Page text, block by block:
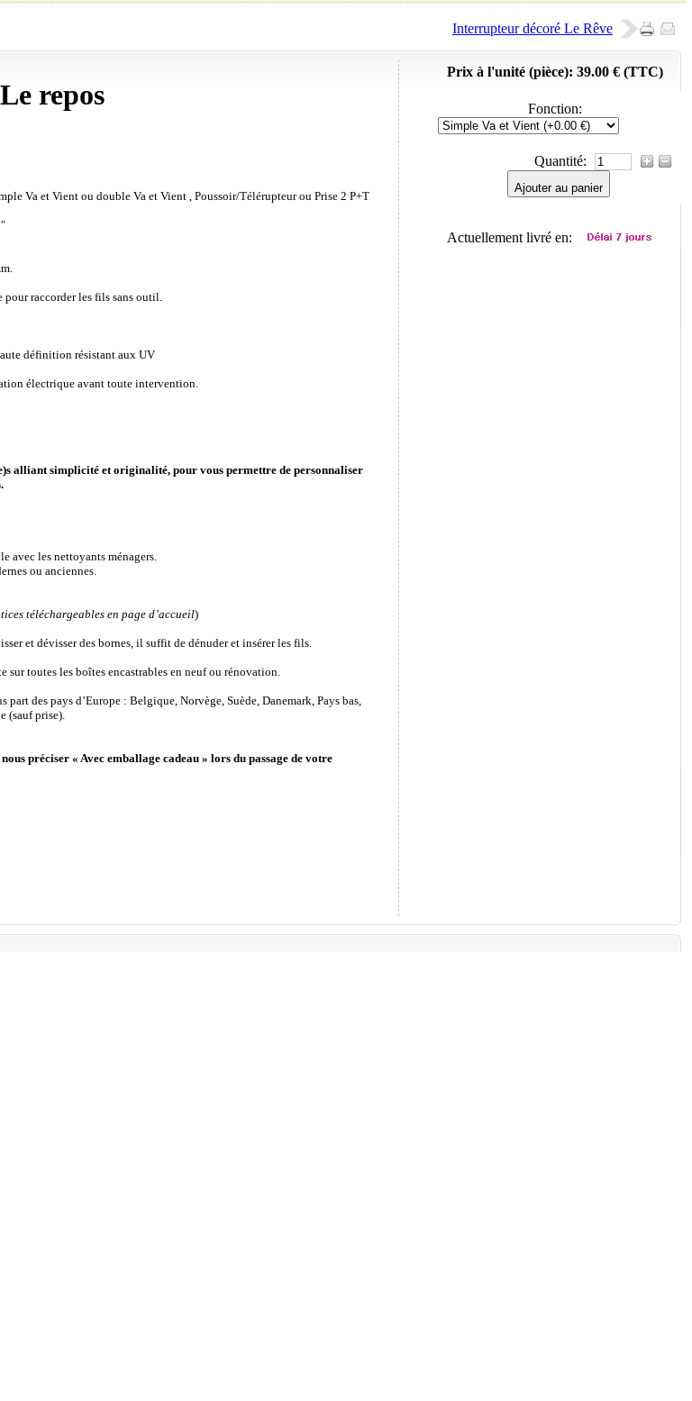
Interrupteur décoré Le Rêve
repos
Va et Vient ou double Va et Vient , Poussoir/Télérupteur ou Prise 2 P+T
raccorder les fils sans outil.
définition résistant aux UV
électrique avant toute intervention.
alliant simplicité et originalité, pour vous permettre de personnaliser
avec les nettoyants ménagers.
ou anciennes.
téléchargeables en page d’accueil)
et dévisser des bornes, il suffit de dénuder et insérer les fils.
sur toutes les boîtes encastrables en neuf ou rénovation.
des pays d’Europe : Belgique, Norvège, Suède, Danemark, Pays bas,
(sauf prise).
préciser « Avec emballage cadeau » lors du passage de votre
Prix à l'unité (pièce): 39.00 € (TTC)
Fonction:
Quantité:
Ajouter au panier
Actuellement livré en: